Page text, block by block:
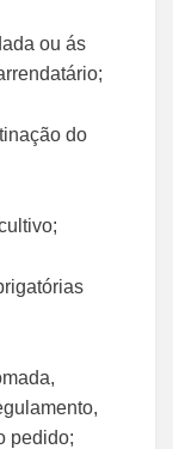
ou ás
do
pedido;